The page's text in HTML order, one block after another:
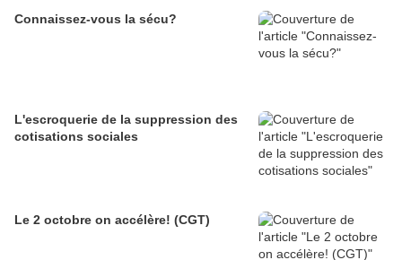
Connaissez-vous la sécu?
L'escroquerie de la suppression des
cotisations sociales
Le 2 octobre on accélère! (CGT)